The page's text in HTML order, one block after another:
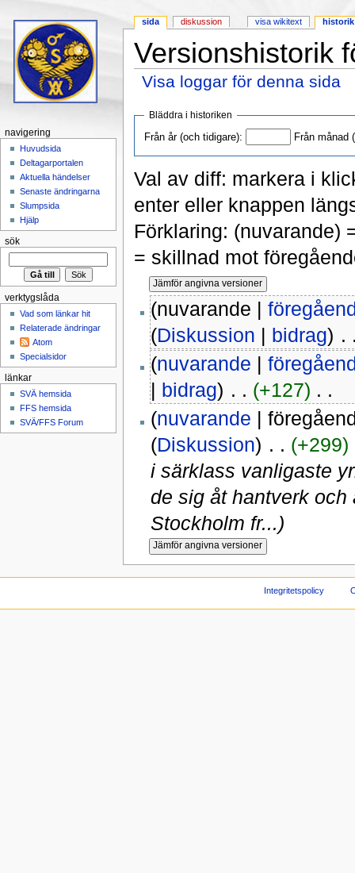
Versionshistorik
Visa loggar för denna sida
Bläddra i historiken
Från år (och tidigare): Från månad
Val av diff: markera i
enter eller knappen
Förklaring: (nuvarande)
= skillnad mot
(nuvarande |
(Diskussion | bidrag)
(nuvarande |
| bidrag) ‎ . . (+127) ‎ . .
(nuvarande |
(Diskussion) ‎ . . (+299)
i särklass vanligaste
de sig åt hantverk
Stockholm fr...)
sida diskussion visa wikitext historik
navigering
Huvudsida
Deltagarportalen
Aktuella händelser
Senaste ändringarna
Slumpsida
Hjälp
sök
verktygslåda
Vad som länkar hit
Relaterade ändringar
Atom
Specialsidor
länkar
SVÄ hemsida
FFS hemsida
SVÄ/FFS Forum
Integritetspolicy